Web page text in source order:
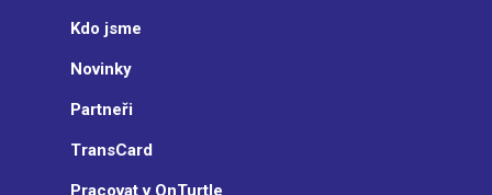
Kdo jsme
Novinky
Partneři
TransCard
Pracovat v OnTurtle